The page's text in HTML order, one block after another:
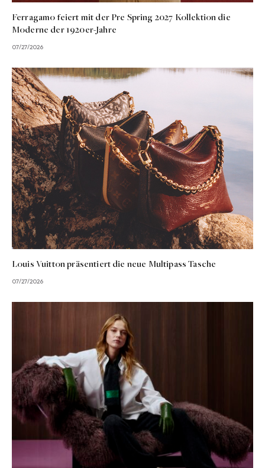
Ferragamo feiert mit der Pre Spring 2027 Kollektion die
Moderne der 1920er-Jahre
07/27/2026
Louis Vuitton präsentiert die neue Multipass Tasche
07/27/2026